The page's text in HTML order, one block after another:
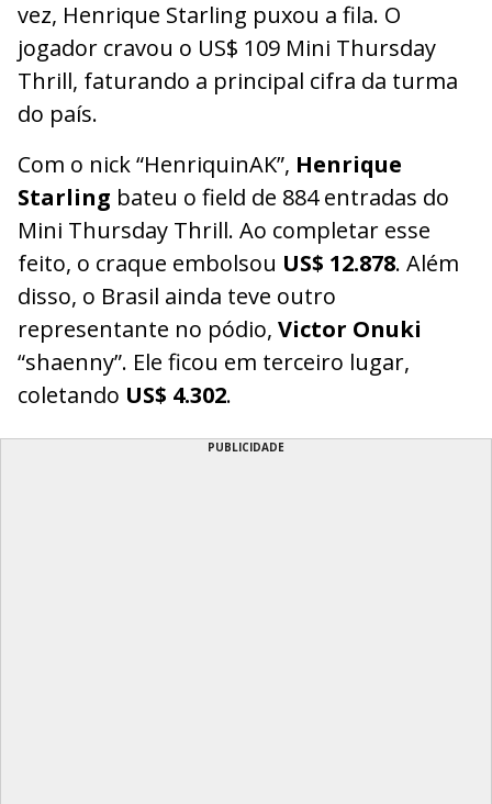
vez, Henrique Starling puxou a fila. O
jogador cravou o US$ 109 Mini Thursday
Thrill, faturando a principal cifra da turma
do país.
Com o nick “HenriquinAK”, Henrique
Starling bateu o field de 884 entradas do
Mini Thursday Thrill. Ao completar esse
feito, o craque embolsou US$ 12.878. Além
disso, o Brasil ainda teve outro
representante no pódio, Victor Onuki
“shaenny”. Ele ficou em terceiro lugar,
coletando US$ 4.302.
PUBLICIDADE